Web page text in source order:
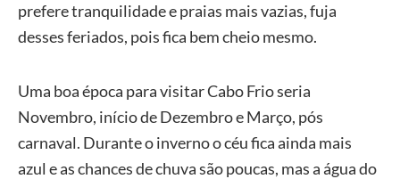
prefere tranquilidade e praias mais vazias, fuja
desses feriados, pois fica bem cheio mesmo.
Uma boa época para visitar Cabo Frio seria
Novembro, início de Dezembro e Março, pós
carnaval. Durante o inverno o céu fica ainda mais
azul e as chances de chuva são poucas, mas a água do